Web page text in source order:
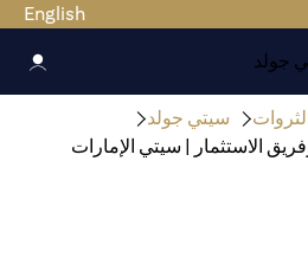
English
سيتي جولد
الاستثمار | سيتي الإمارات